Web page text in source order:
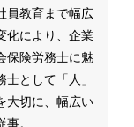
員教育まで幅広
化により、企業
保険労務士に魅
士として 「人」
大切に、幅広い
。